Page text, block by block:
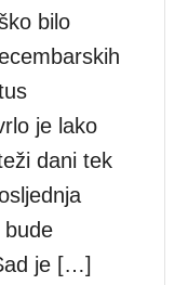
bilo
je lako
dani tek
bude
je […]